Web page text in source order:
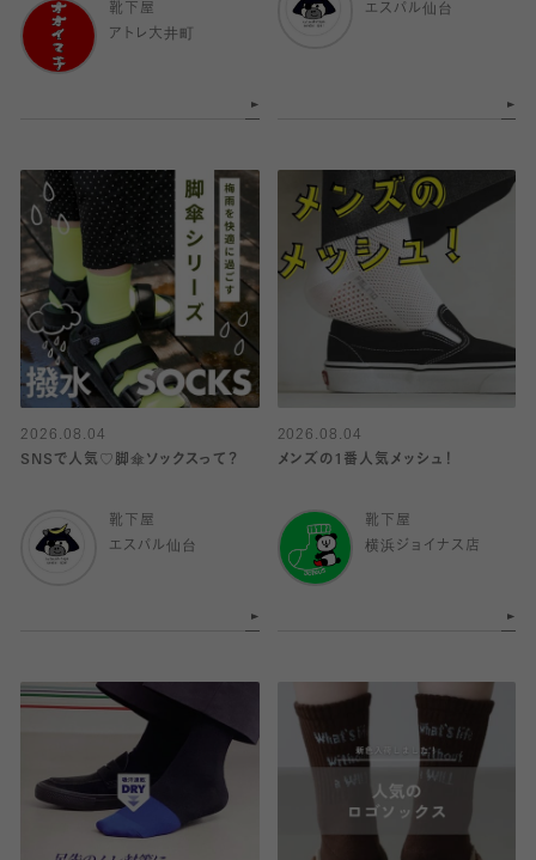
靴下屋
アトレ大井町
エスパル仙台
2026.08.04
SNSで人気♡脚傘ソックスって？
靴下屋
エスパル仙台
2026.08.04
メンズの1番人気メッシュ！
靴下屋
横浜ジョイナス店